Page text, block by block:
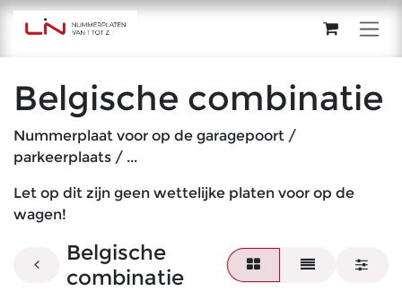
Overslaan naar inhoud
Belgische combinatie
Nummerplaat voor op de garagepoort /
parkeerplaats / ...
Let op dit zijn geen wettelijke platen voor op de
wagen!
Belgische
combinatie